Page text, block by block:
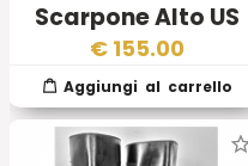
Scarpone Alto US
Army Service Shoe
Type 2
€ 155.00